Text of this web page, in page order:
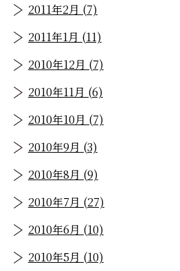
2011年2月 (7)
2011年1月 (11)
2010年12月 (7)
2010年11月 (6)
2010年10月 (7)
2010年9月 (3)
2010年8月 (9)
2010年7月 (27)
2010年6月 (10)
2010年5月 (10)